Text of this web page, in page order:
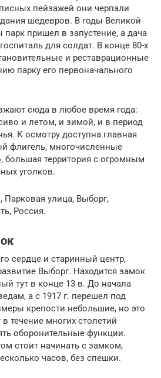
пейзажей они черпали
шедевров. В годы Великой
пришел в запустение, а дача
для солдат. В конце 80-х
и реставрационные
парку его первоначального
сюда в любое время года:
и летом, и зимой, и в период
К осмотру доступна главная
флигель, многочисленные
большая территория с огромным
уголков.
улица, Выборг,
Россия.
сердце и старинный центр,
Выборг. Находится замок
тут в конце 13 в. До начала
а с 1917 г. перешел под
крепости небольшие, но это
течение многих столетий
оборонительные функции.
стоит начинать с замком,
часов, без спешки.